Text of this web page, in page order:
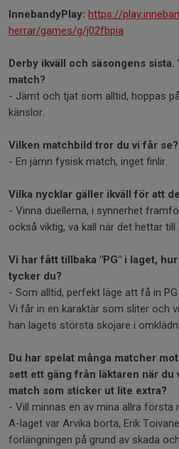
InnebandyPlay: https://
herrar/games/g/j02fbpia
Derby ikväll och säsongens
match?
- Jämt och tjat som alltid, hoppas
känslor.
Vilken matchbild tror du vi får se?
- En jämn fysisk match, inget finlir.
Vilka nycklar gäller ikväll för att
- Vinna duellerna, i synnerhet
också viktig, va kall när det hettar till.
Vi har fått tillbaka "PG" i laget,
tycker du?
- Som alltid, perfekt läge att få in
Vi får in en karaktär som sliter och
han lagets största skojare i
Du har spelat många matcher
sett ett gäng från läktaren när du
match som sticker ut lite extra?
- Vill minnas en av mina allra första
A-laget var Arvika borta, Erik
förlängningen på grund av skada